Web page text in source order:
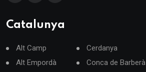
Catalunya
Alt Camp
Alt Empordà
Cerdanya
Conca de Barberà